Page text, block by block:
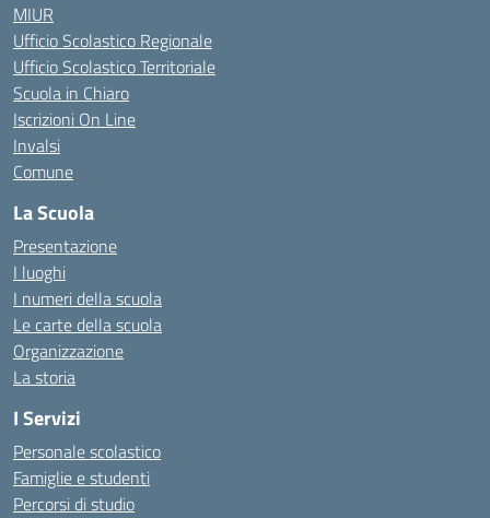
MIUR
Ufficio Scolastico Regionale
Ufficio Scolastico Territoriale
Scuola in Chiaro
Iscrizioni On Line
Invalsi
Comune
La Scuola
Presentazione
I luoghi
I numeri della scuola
Le carte della scuola
Organizzazione
La storia
I Servizi
Personale scolastico
Famiglie e studenti
Percorsi di studio